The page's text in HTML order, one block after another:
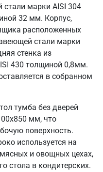
марки AISI 304
32 мм. Корпус,
расположенных
стали марки
стенка из
430 толщиной 0,8мм.
в собранном
тумба без дверей
мм, что
поверхность.
используется на
и овощных цехах,
стола в кондитерских.